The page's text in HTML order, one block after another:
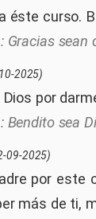
éste curso.
Gracias sean
2025)
Dios por
Bendito sea
09-2025)
por este
más de ti,